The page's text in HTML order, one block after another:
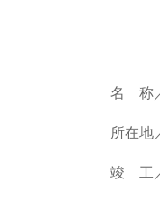
名 称
所在地
竣 工